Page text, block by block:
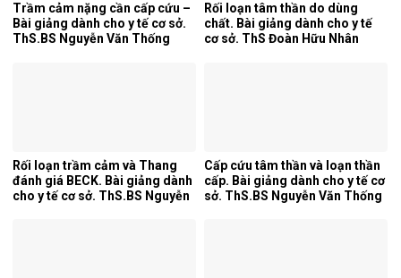
Trầm cảm nặng cần cấp cứu –
Bài giảng dành cho y tế cơ sở.
ThS.BS Nguyễn Văn Thống
Rối loạn tâm thần do dùng
chất. Bài giảng dành cho y tế
cơ sở. ThS Đoàn Hữu Nhân
Rối loạn trầm cảm và Thang
đánh giá BECK. Bài giảng dành
cho y tế cơ sở. ThS.BS Nguyễn
Cấp cứu tâm thần và loạn thần
cấp. Bài giảng dành cho y tế cơ
sở. ThS.BS Nguyễn Văn Thống